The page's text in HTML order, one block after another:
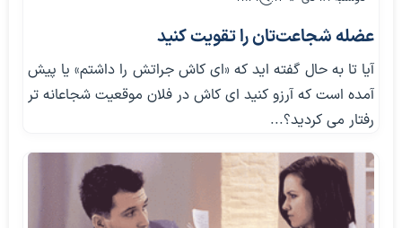
عضله شجاعت‌تان را تقویت کنید
آیا تا به حال گفته اید که «ای کاش جراتش را داشتم» یا پیش
آمده است که آرزو کنید ای کاش در فلان موقعیت شجاعانه تر
رفتار می کردید؟...